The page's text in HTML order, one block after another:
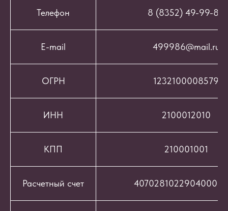
Телефон 8 (8352) 49-99-86
E-mail 499986@mail.ru
ОГРН 1232100008579
ИНН 2100012010
КПП 210001001
Расчетный счет